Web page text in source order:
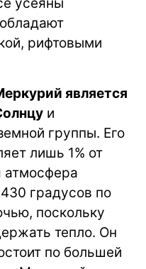
рифтовыми
является
и
группы. Его
лишь 1% от
атмосфера
градусов по
поскольку
тепло. Он
по большей